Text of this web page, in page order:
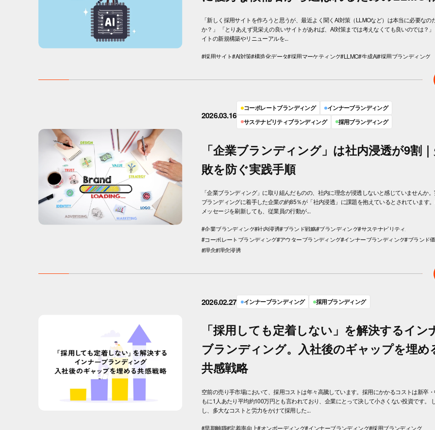
「新しく採用サイトを作ろうと思うが、最近よく聞くAI対策（LLMOなど）は本当に必要なの
か？」 「とりあえず見栄えの良いサイトがあれば、AI対策までは考えなくても良いのでは？
イトの新規構築やリニューアルを...
#採用サイト#AI対策#構造化データ#採用マーケティング#LLMO#生成AI#採用ブランディング
2026.03.16
コーポレートブランディング
インナーブランディング
サステナビリティブランディング
採用ブランディング
「企業ブランディング」は社内浸透が9割
敗を防ぐ実践手順
「企業ブランディング」に取り組んだものの、社内に理念が浸透しないと感じていませんか。
ブランディングに着手した企業の約85％が「社内浸透」に課題を抱えているとされています
メッセージを刷新しても、従業員の行動が...
#企業ブランディング#社内浸透#ブランド戦略#ブランディング#サステナビリティ
#コーポレートブランディング#アウターブランディング#インナーブランディング#ブランド
#理念#理念浸透
2026.02.27 インナーブランディング 採用ブランディング
「採用しても定着しない」を解決するイン
ブランディング。入社後のギャップを埋め
共感戦略
空前の売り手市場において、採用コストは年々高騰しています。採用にかかるコストは新卒・
もに1人あたり平均約100万円とも言われており、企業にとって決して小さくない投資です。
し、多大なコストと労力をかけて採用した...
#早期離職#定着率向上#オンボーディング#インナーブランディング#採用ブランディング